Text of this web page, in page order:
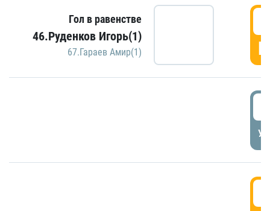
Гол в равенстве
46.Руденков Игорь(1)
67.Гараев Амир(1)